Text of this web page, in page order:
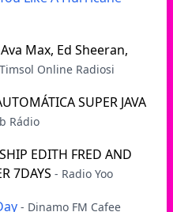
Max, Ed Sheeran,
Online Radiosi
SUPER JAVA
Rádio
EDITH FRED AND
7DAYS - Radio Yoo
- Dinamo FM Cafee